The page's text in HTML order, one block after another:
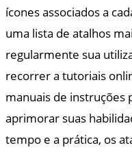
ícones associados a
uma lista de atalhos
regularmente sua
recorrer a tutoriais
manuais de instruções
aprimorar suas
tempo e a prática, os